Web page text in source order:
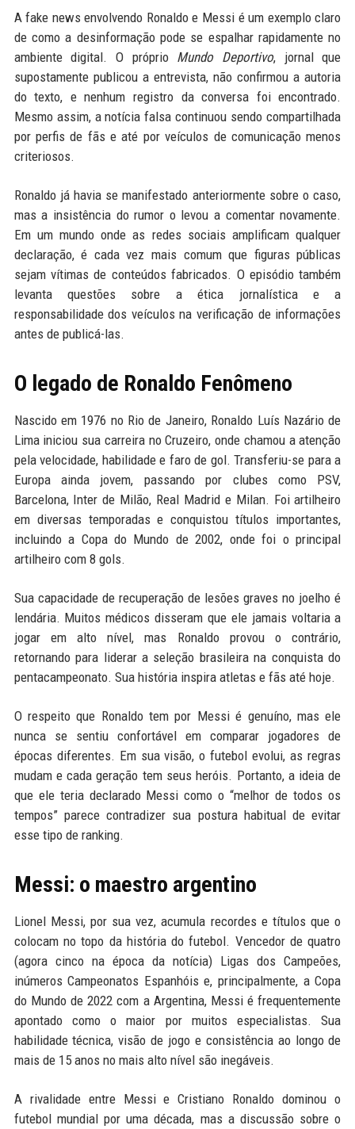
A fake news envolvendo Ronaldo e Messi é um exemplo claro
de como a desinformação pode se espalhar rapidamente no
ambiente digital. O próprio Mundo Deportivo, jornal que
supostamente publicou a entrevista, não confirmou a autoria
do texto, e nenhum registro da conversa foi encontrado.
Mesmo assim, a notícia falsa continuou sendo compartilhada
por perfis de fãs e até por veículos de comunicação menos
criteriosos.
Ronaldo já havia se manifestado anteriormente sobre o caso,
mas a insistência do rumor o levou a comentar novamente.
Em um mundo onde as redes sociais amplificam qualquer
declaração, é cada vez mais comum que figuras públicas
sejam vítimas de conteúdos fabricados. O episódio também
levanta questões sobre a ética jornalística e a
responsabilidade dos veículos na verificação de informações
antes de publicá-las.
O legado de Ronaldo Fenômeno
Nascido em 1976 no Rio de Janeiro, Ronaldo Luís Nazário de
Lima iniciou sua carreira no Cruzeiro, onde chamou a atenção
pela velocidade, habilidade e faro de gol. Transferiu-se para a
Europa ainda jovem, passando por clubes como PSV,
Barcelona, Inter de Milão, Real Madrid e Milan. Foi artilheiro
em diversas temporadas e conquistou títulos importantes,
incluindo a Copa do Mundo de 2002, onde foi o principal
artilheiro com 8 gols.
Sua capacidade de recuperação de lesões graves no joelho é
lendária. Muitos médicos disseram que ele jamais voltaria a
jogar em alto nível, mas Ronaldo provou o contrário,
retornando para liderar a seleção brasileira na conquista do
pentacampeonato. Sua história inspira atletas e fãs até hoje.
O respeito que Ronaldo tem por Messi é genuíno, mas ele
nunca se sentiu confortável em comparar jogadores de
épocas diferentes. Em sua visão, o futebol evolui, as regras
mudam e cada geração tem seus heróis. Portanto, a ideia de
que ele teria declarado Messi como o “melhor de todos os
tempos” parece contradizer sua postura habitual de evitar
esse tipo de ranking.
Messi: o maestro argentino
Lionel Messi, por sua vez, acumula recordes e títulos que o
colocam no topo da história do futebol. Vencedor de quatro
(agora cinco na época da notícia) Ligas dos Campeões,
inúmeros Campeonatos Espanhóis e, principalmente, a Copa
do Mundo de 2022 com a Argentina, Messi é frequentemente
apontado como o maior por muitos especialistas. Sua
habilidade técnica, visão de jogo e consistência ao longo de
mais de 15 anos no mais alto nível são inegáveis.
A rivalidade entre Messi e Cristiano Ronaldo dominou o
futebol mundial por uma década, mas a discussão sobre o